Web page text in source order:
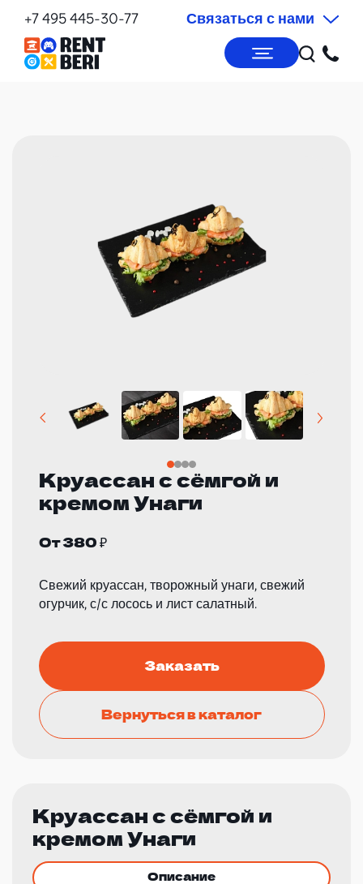
+7 495 445-30-77 Связаться с нами
Круассан с сёмгой и
кремом Унаги
От 380 ₽
Свежий круассан, творожный унаги, свежий
огурчик, с/с лосось и лист салатный.
Заказать
Вернуться в каталог
Круассан с сёмгой и
кремом Унаги
Описание